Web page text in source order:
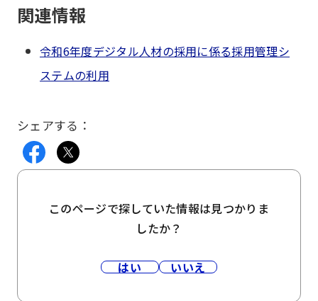
関連情報
令和6年度デジタル人材の採用に係る採用管理シ
ステムの利用
シェアする：
このページで探していた情報は見つかりま
したか？
はい いいえ